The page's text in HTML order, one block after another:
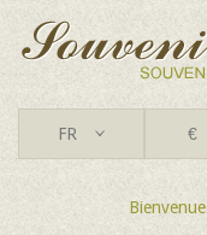
FR €
Bienvenue